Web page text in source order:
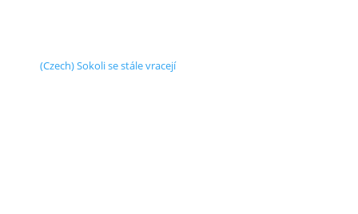
(Czech) Sokoli se stále vracejí